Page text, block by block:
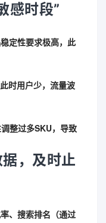
感时段”
定性要求极高，此
时用户少，流量波
整过多SKU，导致
，及时止
、搜索排名（通过